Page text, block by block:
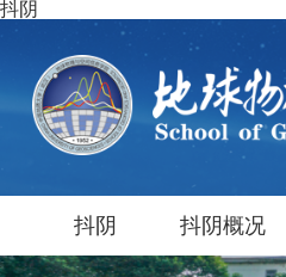
抖阴
抖阴 抖阴概况